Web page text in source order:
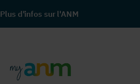
Plus d'infos sur l'ANM